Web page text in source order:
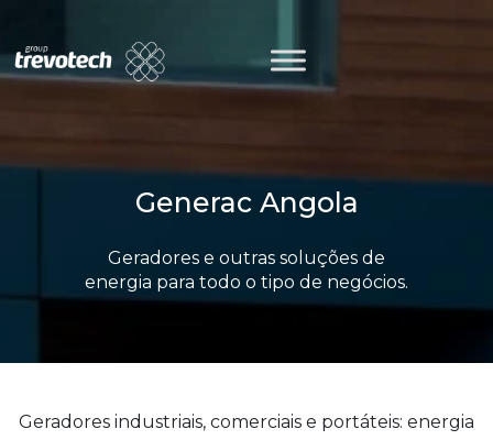
content
Generac Angola
Geradores e outras soluções de
energia para todo o tipo de negócios.
Geradores industriais, comerciais e portáteis: energia